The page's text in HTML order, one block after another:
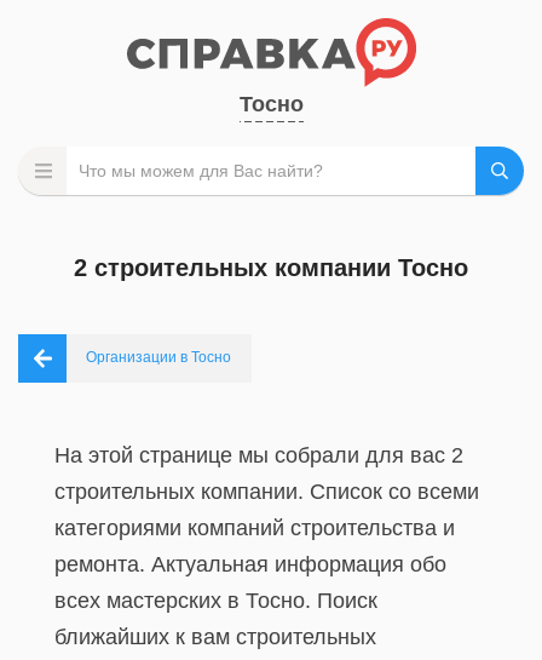
Тосно
2 строительных компании Тосно
Организации в Тосно
На этой странице мы собрали для вас 2
строительных компании. Список со всеми
категориями компаний строительства и
ремонта. Актуальная информация обо
всех мастерских в Тосно. Поиск
ближайших к вам строительных